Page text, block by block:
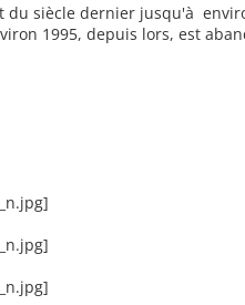
siècle dernier jusqu'à
1995, depuis lors, est